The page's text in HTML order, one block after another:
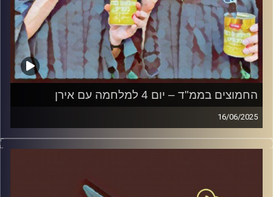
החמוצים בממ"ד – יום 4 למלחמה עם אירן
16/06/2025
המערכת הפוליטית על ספת הפסיכולוג, עם פרופסור בועז בן-
דוד ופרופסור גלעד הירשברגר